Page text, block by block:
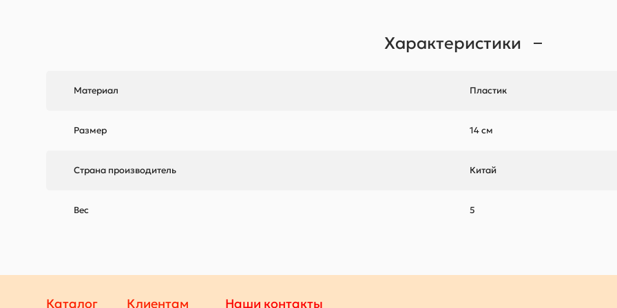
Характеристики
Материал Пластик
Размер 14 см
Страна производитель Китай
Вес 5
Каталог Клиентам Наши контакты